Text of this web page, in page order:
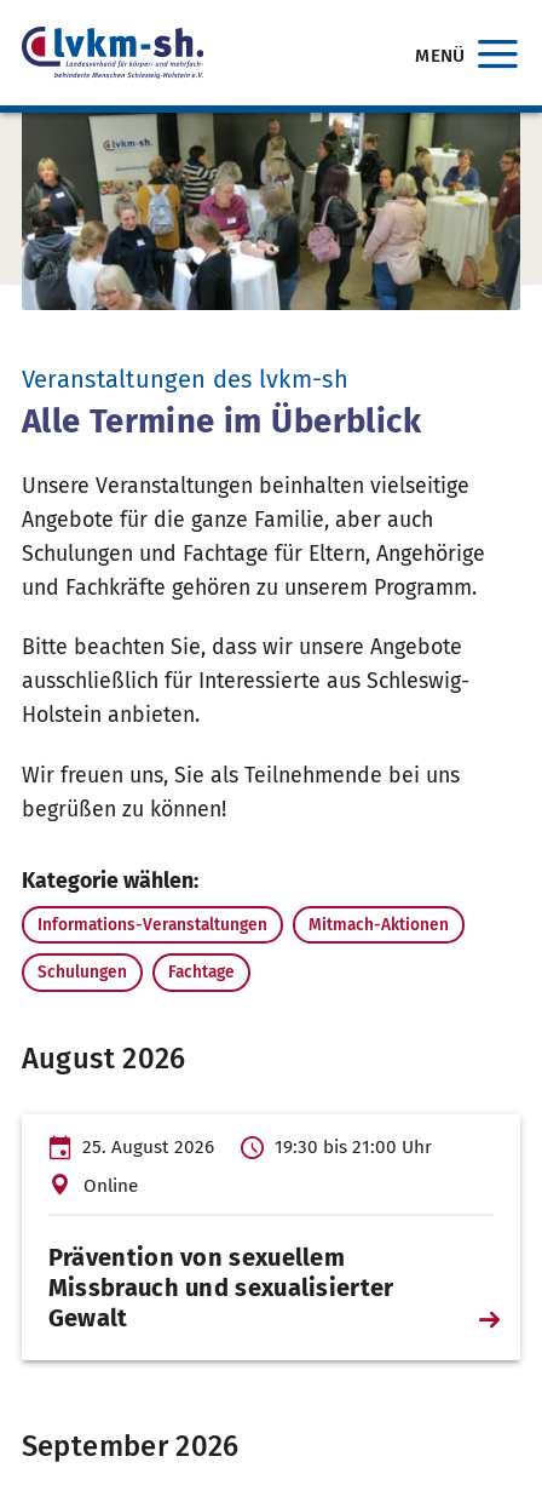
MENÜ
Veranstaltungen des lvkm-sh
Alle Termine im Überblick
Unsere Veranstaltungen beinhalten vielseitige
Angebote für die ganze Familie, aber auch
Schulungen und Fachtage für Eltern, Angehörige
und Fachkräfte gehören zu unserem Programm.
Bitte beachten Sie, dass wir unsere Angebote
ausschließlich für Interessierte aus Schleswig-
Holstein anbieten.
Wir freuen uns, Sie als Teilnehmende bei uns
begrüßen zu können!
Kategorie wählen:
Informations-Veranstaltungen Mitmach-Aktionen
Schulungen Fachtage
August 2026
25. August 2026
19:30 bis 21:00 Uhr
Online
Prävention von sexuellem
Missbrauch und sexualisierter
Gewalt
September 2026